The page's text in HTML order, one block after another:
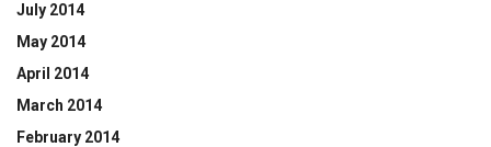
July 2014
May 2014
April 2014
March 2014
February 2014